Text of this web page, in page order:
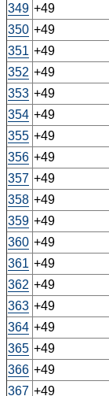
349 +49
350 +49
351 +49
352 +49
353 +49
354 +49
355 +49
356 +49
357 +49
358 +49
359 +49
360 +49
361 +49
362 +49
363 +49
364 +49
365 +49
366 +49
367 +49